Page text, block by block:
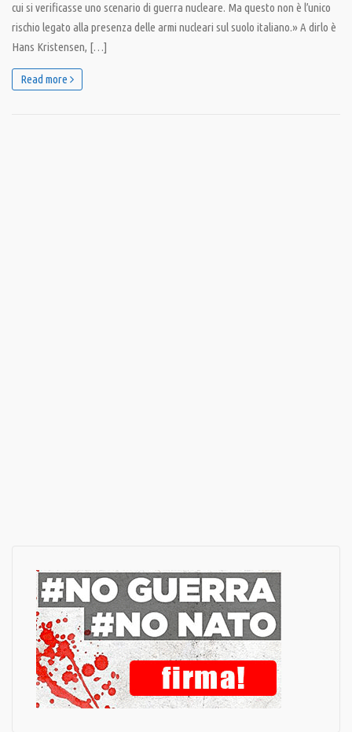
cui si verificasse uno scenario di guerra nucleare. Ma questo non è l’unico
rischio legato alla presenza delle armi nucleari sul suolo italiano.» A dirlo è
Hans Kristensen, […]
Read more